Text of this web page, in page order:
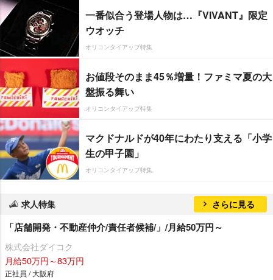
一番似合う登場人物は…『VIVANT』限定
ウオッチ
オリコンタイアップ特集
お値段そのまま45％増量！ファミマ夏の大
盤振る舞い
オリコンタイアップ特集
マクドナルドが40年にわたり支える「小学
生の甲子園」
オリコンタイアップ特集
求人特集 さらに見る
「店舗開発・不動産仲介/責任者候補/」/月給50万円～
株式会社ダイコク
月給50万円～83万円
正社員 / 大阪府